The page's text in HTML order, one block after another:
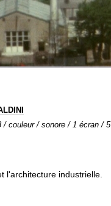
/ couleur / sonore / 1 écran /
l'architecture industrielle.